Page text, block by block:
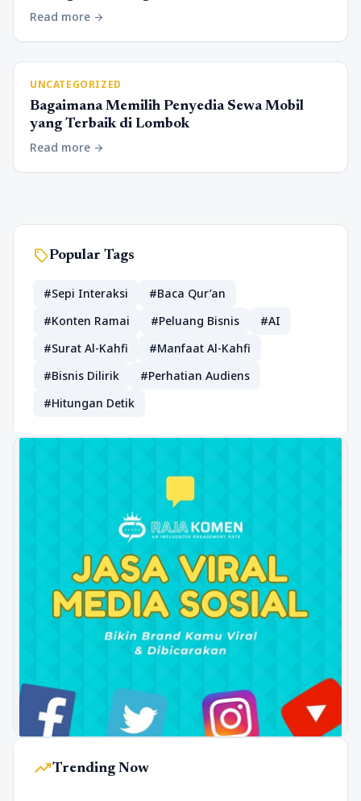
Read more arrow_forward
UNCATEGORIZED
Bagaimana Memilih Penyedia Sewa Mobil
yang Terbaik di Lombok
Read more arrow_forward
sellPopular Tags
#Sepi Interaksi
#Baca Qur’an
#Konten Ramai
#Peluang Bisnis
#AI
#Surat Al-Kahfi
#Manfaat Al-Kahfi
#Bisnis Dilirik
#Perhatian Audiens
#Hitungan Detik
trending_upTrending Now